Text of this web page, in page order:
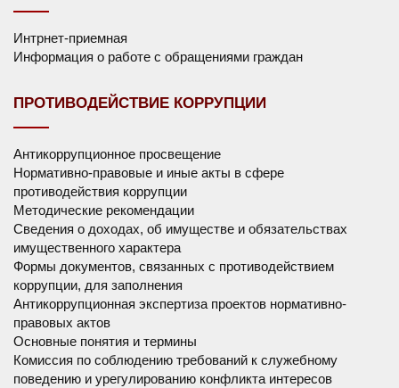
Интрнет-приемная
Информация о работе с обращениями граждан
ПРОТИВОДЕЙСТВИЕ КОРРУПЦИИ
Антикоррупционное просвещение
Нормативно-правовые и иные акты в сфере
противодействия коррупции
Методические рекомендации
Сведения о доходах, об имуществе и обязательствах
имущественного характера
Формы документов, связанных с противодействием
коррупции, для заполнения
Антикоррупционная экспертиза проектов нормативно-
правовых актов
Основные понятия и термины
Комиссия по соблюдению требований к служебному
поведению и урегулированию конфликта интересов